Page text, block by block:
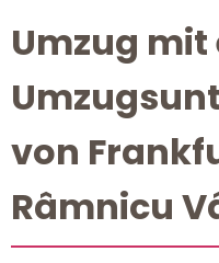
Umzug mit
von
Râmnicu